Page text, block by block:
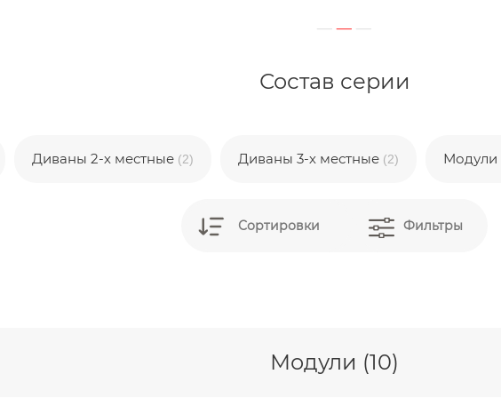
Состав серии
Диваны 2-х местные (2) Диваны 3-х местные (2) Модули
Сортировки Фильтры
Модули (10)